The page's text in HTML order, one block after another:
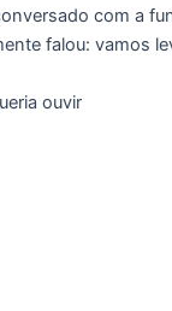
com a
falou: vamos
ouvir